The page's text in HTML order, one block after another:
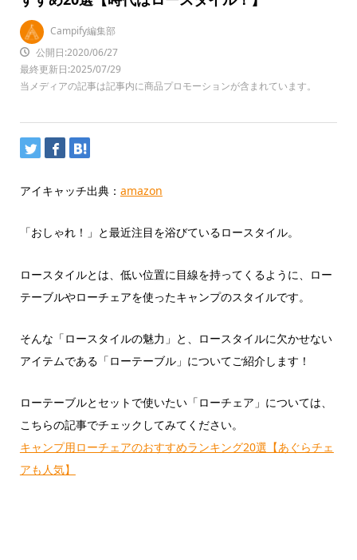
Campify編集部
公開日:2020/06/27
最終更新日:2025/07/29
当メディアの記事は記事内に商品プロモーションが含まれています。
アイキャッチ出典： amazon
「おしゃれ！」と最近注目を浴びているロースタイル。
ロースタイルとは、低い位置に目線を持ってくるように、ロー
テーブルやローチェアを使ったキャンプのスタイルです。
そんな「ロースタイルの魅力」と、ロースタイルに欠かせない
アイテムである「ローテーブル」についてご紹介します！
ローテーブルとセットで使いたい「ローチェア」については、
こちらの記事でチェックしてみてください。
キャンプ用ローチェアのおすすめランキング20選【あぐらチェ
アも人気】